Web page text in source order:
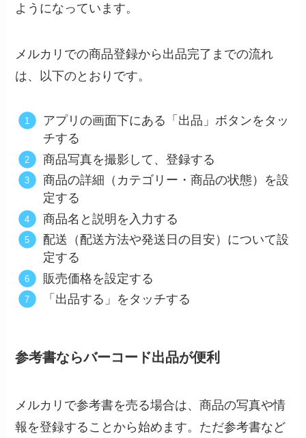
ようになっています。
メルカリでの商品登録から出品完了までの流れ
は、以下のとおりです。
アプリの画面下にある「出品」ボタンをタッ
チする
商品写真を撮影して、登録する
商品の詳細（カテゴリー・商品の状態）を設
定する
商品名と説明を入力する
配送（配送方法や発送日の目安）について設
定する
販売価格を設定する
「出品する」をタッチする
参考書ならバーコード出品が便利
メルカリで参考書を売る場合は、商品の写真や情
報を登録することから始めます。ただ参考書など